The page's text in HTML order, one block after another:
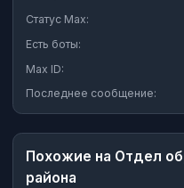
Статус Max:
Есть боты:
Max ID:
Последнее сообщение:
Похожие на Отдел
района